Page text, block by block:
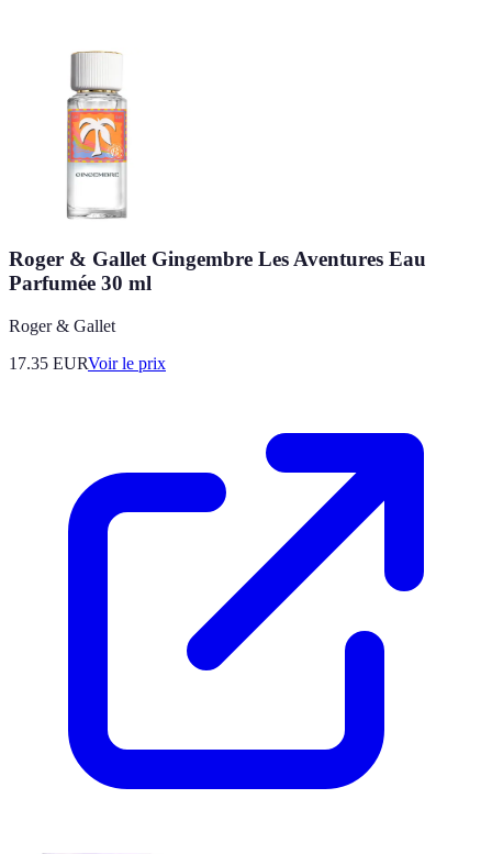
Roger & Gallet Gingembre Les Aventures Eau
Parfumée 30 ml
Roger & Gallet
17.35 EURVoir le prix